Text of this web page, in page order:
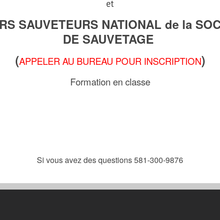
et
SAUVETEURS NATIONAL de la
DE SAUVETAGE
(APPELER AU BUREAU POUR INSCRIPTION)
Formation en classe
Si vous avez des questions 581-300-9876